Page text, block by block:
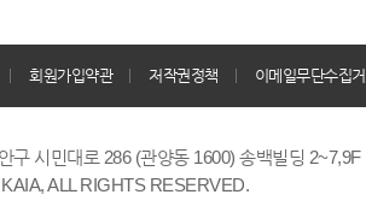
회원가입약관 저작권정책 이메일무단수집
구 시민대로 286 (관양동 1600) 송백빌딩
ALL RIGHTS RESERVED.